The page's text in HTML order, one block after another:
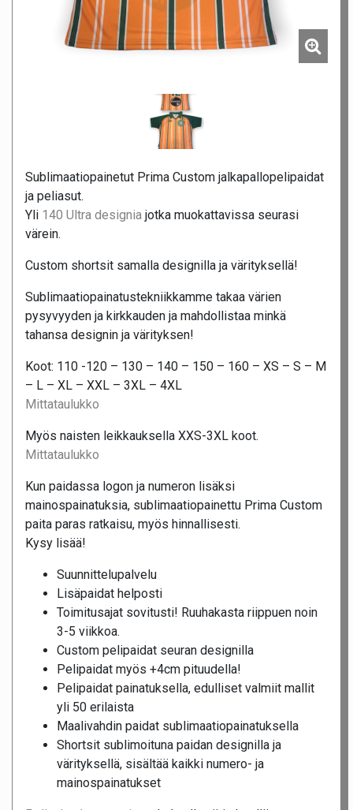
Sublimaatiopainetut Prima Custom jalkapallopelipaidat
ja peliasut.
Yli 140 Ultra designia jotka muokattavissa seurasi
värein.
Custom shortsit samalla designilla ja värityksellä!
Sublimaatiopainatustekniikkamme takaa värien
pysyvyyden ja kirkkauden ja mahdollistaa minkä
tahansa designin ja värityksen!
Koot: 110 -120 – 130 – 140 – 150 – 160 – XS – S – M
– L – XL – XXL – 3XL – 4XL
Mittataulukko
Myös naisten leikkauksella XXS-3XL koot.
Mittataulukko
Kun paidassa logon ja numeron lisäksi
mainospainatuksia, sublimaatiopainettu Prima Custom
paita paras ratkaisu, myös hinnallisesti.
Kysy lisää!
Suunnittelupalvelu
Lisäpaidat helposti
Toimitusajat sovitusti! Ruuhakasta riippuen noin
3-5 viikkoa.
Custom pelipaidat seuran designilla
Pelipaidat myös +4cm pituudella!
Pelipaidat painatuksella, edulliset valmiit mallit
yli 50 erilaista
Maalivahdin paidat sublimaatiopainatuksella
Shortsit sublimoituna paidan designilla ja
värityksellä, sisältää kaikki numero- ja
mainospainatukset